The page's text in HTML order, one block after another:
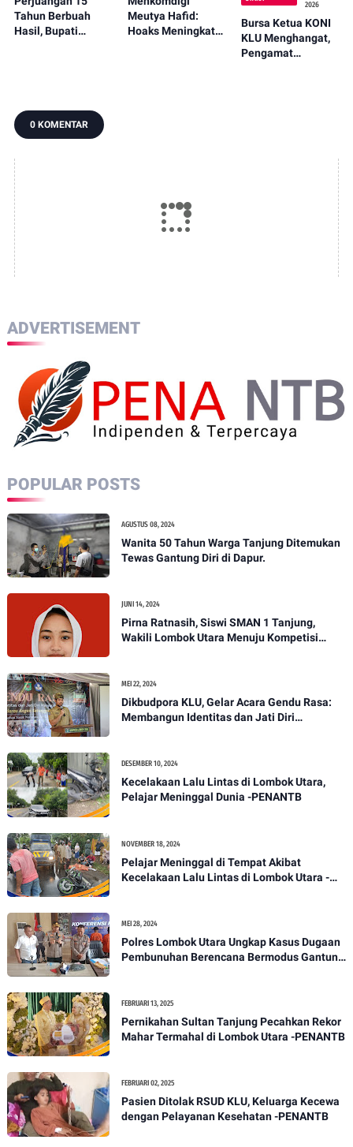
Tahun Berbuah
Hasil, Bupati
Meutya Hafid:
Hoaks Meningkat
2026
Bursa Ketua KONI
KLU Menghangat,
Pengamat
0 KOMENTAR
ADVERTISEMENT
POPULAR POSTS
AGUSTUS 08, 2024
Wanita 50 Tahun Warga Tanjung Ditemukan
Tewas Gantung Diri di Dapur.
JUNI 14, 2024
Pirna Ratnasih, Siswi SMAN 1 Tanjung,
Wakili Lombok Utara Menuju Kompetisi
MEI 22, 2024
Dikbudpora KLU, Gelar Acara Gendu Rasa:
Membangun Identitas dan Jati Diri
DESEMBER 10, 2024
Kecelakaan Lalu Lintas di Lombok Utara,
Pelajar Meninggal Dunia -PENANTB
NOVEMBER 18, 2024
Pelajar Meninggal di Tempat Akibat
Kecelakaan Lalu Lintas di Lombok Utara -
MEI 28, 2024
Polres Lombok Utara Ungkap Kasus Dugaan
Pembunuhan Berencana Bermodus Gantung
FEBRUARI 13, 2025
Pernikahan Sultan Tanjung Pecahkan Rekor
Mahar Termahal di Lombok Utara -PENANTB
FEBRUARI 02, 2025
Pasien Ditolak RSUD KLU, Keluarga Kecewa
dengan Pelayanan Kesehatan -PENANTB